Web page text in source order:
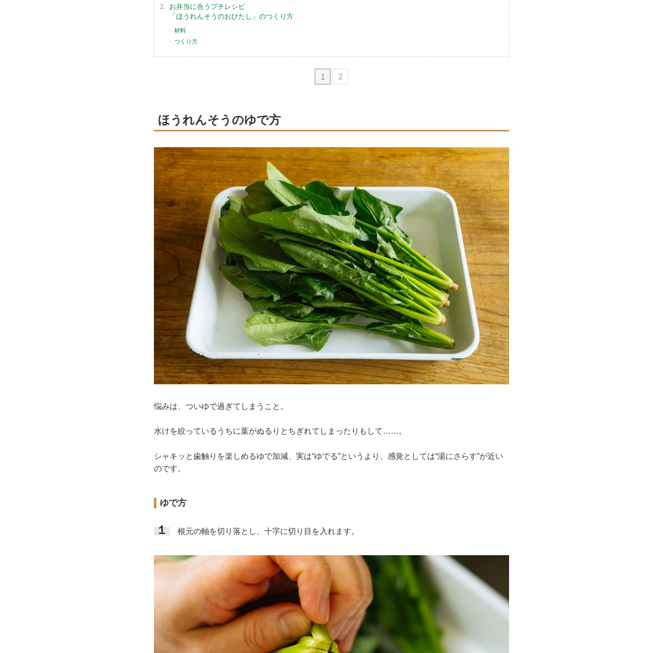
お弁当に合うプチレシピ
「ほうれんそうのおひたし」のつくり方
材料
つくり方
1 2
ほうれんそうのゆで方
悩みは、ついゆで過ぎてしまうこと。
水けを絞っているうちに葉がぬるりとちぎれてしまったりもして……。
シャキッと歯触りを楽しめるゆで加減、実は“ゆでる”というより、感覚としては“湯にさらす”が近い
のです。
ゆで方
１ 根元の軸を切り落とし、十字に切り目を入れます。